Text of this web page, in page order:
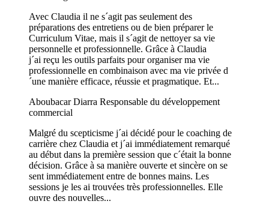
Avec Claudia il ne s´agit pas seulement des
préparations des entretiens ou de bien préparer le
Curriculum Vitae, mais il s´agit de nettoyer sa vie
personnelle et professionnelle. Grâce à Claudia
j´ai reçu les outils parfaits pour organiser ma vie
professionnelle en combinaison avec ma vie privée d
´une manière efficace, réussie et pragmatique. Et...
Aboubacar Diarra Responsable du développement
commercial
Malgré du scepticisme j´ai décidé pour le coaching de
carrière chez Claudia et j´ai immédiatement remarqué
au début dans la première session que c´était la bonne
décision. Grâce à sa manière ouverte et sincère on se
sent immédiatement entre de bonnes mains. Les
sessions je les ai trouvées très professionnelles. Elle
ouvre des nouvelles...